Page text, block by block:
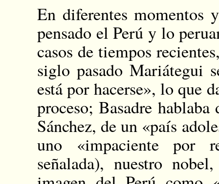
En diferentes momentos
pensado el Perú y lo
casos de tiempos
siglo pasado Mariátegui
está por hacerse», lo que
proceso; Basadre
Sánchez, de un «país
uno «impaciente por
señalada), nuestro